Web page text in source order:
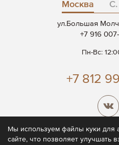
Москва С.
ул.Большая
+7 916
Пн-Вс:
+7 812
Мы используем файлы куки для
сайте, что позволяет улучшать